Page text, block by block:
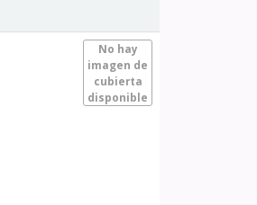
No hay
imagen de
cubierta
disponible